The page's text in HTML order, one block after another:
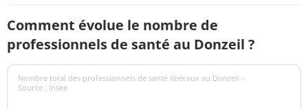
Comment évolue le nombre de
professionnels de santé au Donzeil ?
Nombre total des professionnels de santé libéraux au Donzeil -
Source : Insee